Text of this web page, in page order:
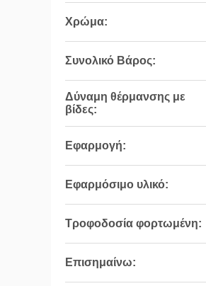
Χρώμα:
Συνολικό Βάρος:
Δύναμη θέρμανσης με
βίδες:
Εφαρμογή:
Εφαρμόσιμο υλικό:
Τροφοδοσία φορτωμένη:
Επισημαίνω: